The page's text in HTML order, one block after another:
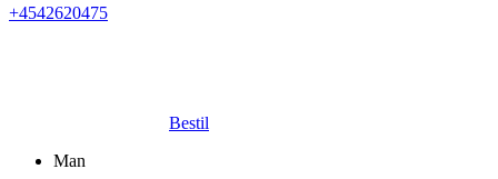
+4542620475
Bestil
Man